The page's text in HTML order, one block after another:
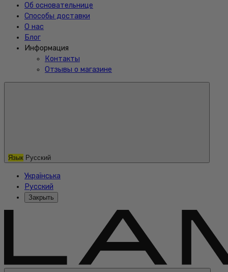
Об основательнице
Способы доставки
О нас
Блог
Информация
Контакты
Отзывы о магазине
Язык Русский
Українська
Русский
Закрыть